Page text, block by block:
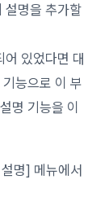
설명을 추가할
어 있었다면 대
능으로 이 부
명 기능을 이
명] 메뉴에서